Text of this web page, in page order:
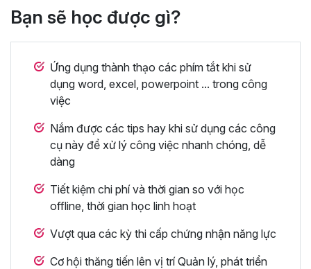
Bạn sẽ học được gì?
Ứng dụng thành thạo các phím tắt khi sử
dụng word, excel, powerpoint ... trong công
việc
Nắm được các tips hay khi sử dụng các công
cụ này để xử lý công việc nhanh chóng, dễ
dàng
Tiết kiệm chi phí và thời gian so với học
offline, thời gian học linh hoạt
Vượt qua các kỳ thi cấp chứng nhận năng lực
Cơ hội thăng tiến lên vị trí Quản lý, phát triển